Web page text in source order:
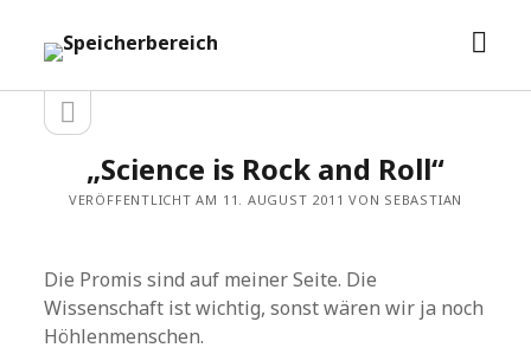
Speicherbereich
Seitenleiste
Seitenleiste
öffnen
„Science is Rock and Roll“
VERÖFFENTLICHT AM 11. AUGUST 2011 VON SEBASTIAN
Die Promis sind auf meiner Seite. Die
Wissenschaft ist wichtig, sonst wären wir ja noch
Höhlenmenschen.